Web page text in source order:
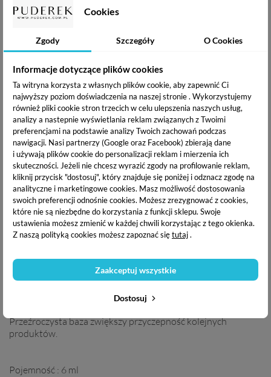
Cookies
Zgody Szczegóły O Cookies
Informacje dotyczące plików cookies
Ta witryna korzysta z własnych plików cookie, aby zapewnić Ci
najwyższy poziom doświadczenia na naszej stronie . Wykorzystujemy
również pliki cookie stron trzecich w celu ulepszenia naszych usług,
analizy a nastepnie wyświetlania reklam związanych z Twoimi
preferencjami na podstawie analizy Twoich zachowań podczas
nawigacji. Nasi partnerzy (Google oraz Facebook) zbierają dane
i używają plików cookie do personalizacji reklam i mierzenia ich
skuteczności. Jeżeli nie chcesz wyrazić zgody na profilowanie reklam,
kliknij przycisk "dostosuj", który znajduje się poniżej i odznacz zgodę na
analityczne i marketingowe cookies. Masz możliwość dostosowania
swoich preferencji odnośnie cookies. Możesz zrezygnować z cookies,
które nie są niezbędne do korzystania z funkcji sklepu. Swoje
ustawienia możesz zmienić w każdej chwili korzystając z tego okienka.
Z naszą polityką cookies możesz zapoznać siętutaj.
Dostosuj
Zaakceptuj wszystkie
Boska Nails Top No Wipe -
Top Hybrydowy bez
przemywania- 6 ml
19,99 zł
Boska Nails Top Milky -
Mleczny Top Hybrydowy -
6 ml
21,99 zł
OPIS PRODUKTU
DANE TECHNICZNE
baza hybrydowa o średniogęstej
Przeźroczysta baza zwiększy przyczepność kolejnych
produktów.
Pojemność : 6 ml